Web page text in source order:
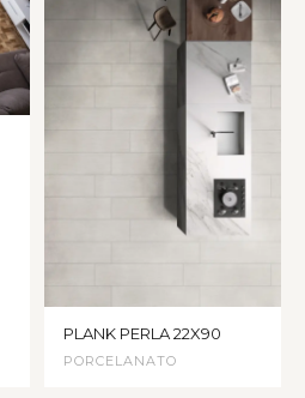
PLANK PERLA 22X90
PORCELANATO